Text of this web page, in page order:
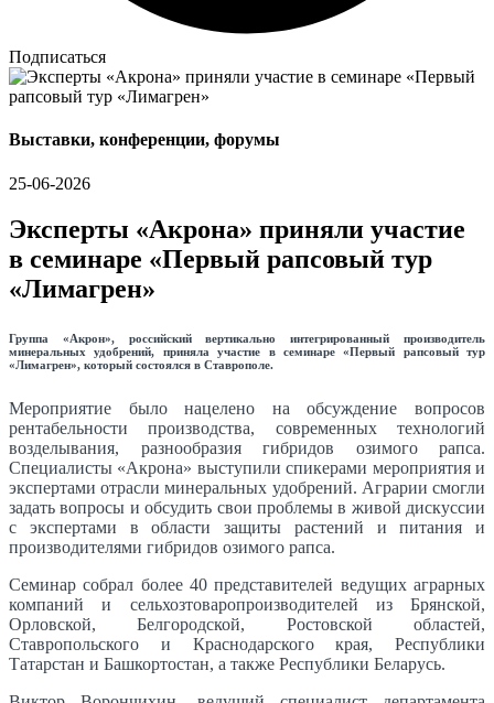
Подписаться
Выставки, конференции, форумы
25-06-2026
Эксперты «Акрона» приняли участие
в семинаре «Первый рапсовый тур
«Лимагрен»
Группа «Акрон», российский вертикально интегрированный производитель
минеральных удобрений, приняла участие в семинаре «Первый рапсовый тур
«Лимагрен», который состоялся в Ставрополе.
Мероприятие было нацелено на обсуждение вопросов
рентабельности производства, современных технологий
возделывания, разнообразия гибридов озимого рапса.
Специалисты «Акрона» выступили спикерами мероприятия и
экспертами отрасли минеральных удобрений. Аграрии смогли
задать вопросы и обсудить свои проблемы в живой дискуссии
с экспертами в области защиты растений и питания и
производителями гибридов озимого рапса.
Семинар собрал более 40 представителей ведущих аграрных
компаний и сельхозтоваропроизводителей из Брянской,
Орловской, Белгородской, Ростовской областей,
Ставропольского и Краснодарского края, Республики
Татарстан и Башкортостан, а также Республики Беларусь.